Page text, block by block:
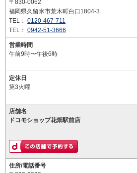
〒830-0062
福岡県久留米市荒木町白口1804-3
TEL： 0120-467-711
TEL： 0942-51-3666
営業時間
午前9時〜午後6時
定休日
第3火曜
店舗名
ドコモショップ花畑駅前店
住所/電話番号